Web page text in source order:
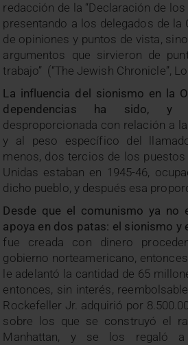
redacción de la “Declaración de
presentando a los delegados de la
de opiniones y puntos de vista,
argumentos que sirvieron de
trabajo” (“The Jewish Chronicle”,
La influencia del sionismo en la
dependencias ha sido, y
desproporcionada con relación a
y al peso específico del llamado
menos, dos tercios de los
Unidas estaban en 1945-46,
dicho pueblo, y después esa
Desde que el comunismo ya no
apoya en dos patas: el sionismo y
fue creada con dinero
gobierno norteamericano,
le adelantó la cantidad de 65
entonces, sin interés,
Rockefeller Jr. adquirió por
sobre los que se construyó el
Manhattan, y se los regaló